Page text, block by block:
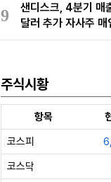
9
샌디스크, 4분기
달러 추가 자사주 매
주식시황
항목
코스피
코스닥